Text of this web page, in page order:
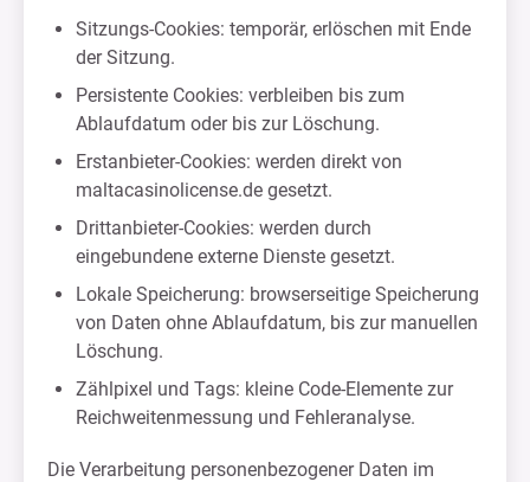
Sitzungs-Cookies: temporär, erlöschen mit Ende
der Sitzung.
Persistente Cookies: verbleiben bis zum
Ablaufdatum oder bis zur Löschung.
Erstanbieter-Cookies: werden direkt von
maltacasinolicense.de gesetzt.
Drittanbieter-Cookies: werden durch
eingebundene externe Dienste gesetzt.
Lokale Speicherung: browserseitige Speicherung
von Daten ohne Ablaufdatum, bis zur manuellen
Löschung.
Zählpixel und Tags: kleine Code-Elemente zur
Reichweitenmessung und Fehleranalyse.
Die Verarbeitung personenbezogener Daten im